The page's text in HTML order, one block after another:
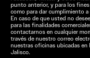
punto anterior, y para los
como para dar cumplimiento
En caso de que usted no
para las finalidades
contactarnos en cualquier
través de nuestro correo
nuestras oficinas ubicadas
Jalisco.